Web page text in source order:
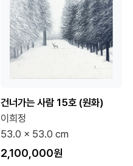
건너가는 사람 15호 (원화)
이희정
53.0 x 53.0 cm
2,100,000원